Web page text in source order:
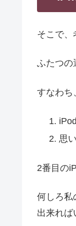
そこで、
ふたつの
すなわち
思
2番目の
何しろ私
出来れば